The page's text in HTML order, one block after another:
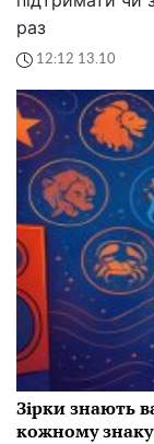
раз
12:12 13.10
Зірки знають
кожному знаку